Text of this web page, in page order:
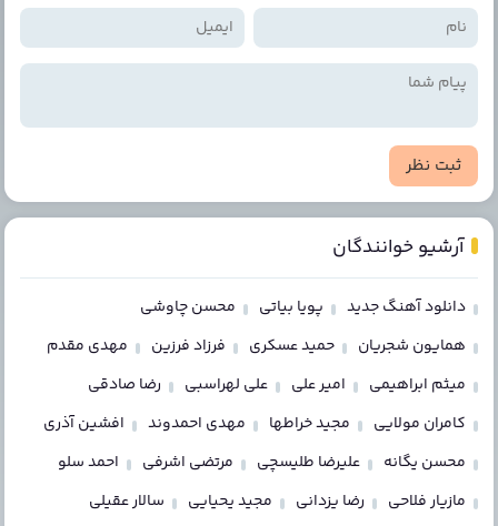
ثبت نظر
آرشیو خوانندگان
دانلود آهنگ جدید پویا بیاتی
محسن چاوشی
همایون شجریان
حمید عسکری فرزاد فرزین
مهدی مقدم
میثم ابراهیمی
امیر علی علی لهراسبی
رضا صادقی
کامران مولایی
مجید خراطها مهدی احمدوند
افشین آذری
محسن یگانه
علیرضا طلیسچی مرتضی اشرفی
احمد سلو
مازیار فلاحی
رضا یزدانی مجید یحیایی
سالار عقیلی